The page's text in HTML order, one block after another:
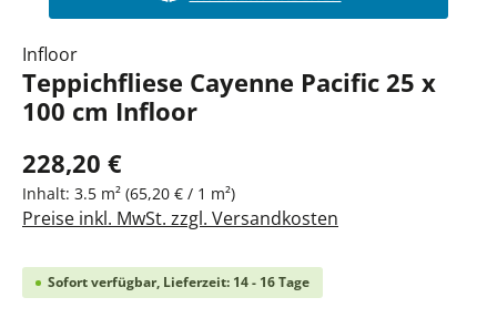
Infloor
Teppichfliese Cayenne Pacific 25 x
100 cm Infloor
228,20 €
Inhalt: 3.5 m² (65,20 € / 1 m²)
Preise inkl. MwSt. zzgl. Versandkosten
Sofort verfügbar, Lieferzeit: 14 - 16 Tage